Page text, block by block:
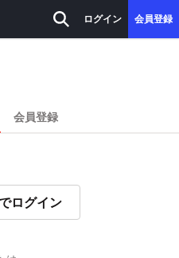
ログイン 会員登録
会員登録
ログイン